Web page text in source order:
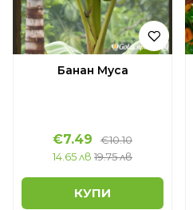
Банан Муса
€7.49
€10.10
14.65 лв 19.75 лв
КУПИ